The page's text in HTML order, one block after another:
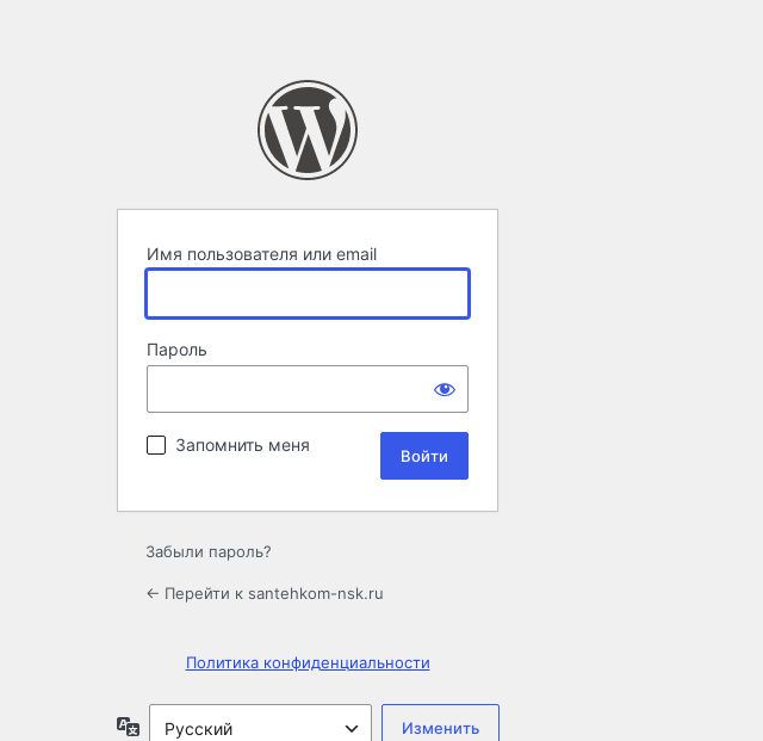
Имя пользователя или email
Пароль
Запомнить меня
Забыли пароль?
← Перейти к santehkom-nsk.ru
Политика конфиденциальности
Язык